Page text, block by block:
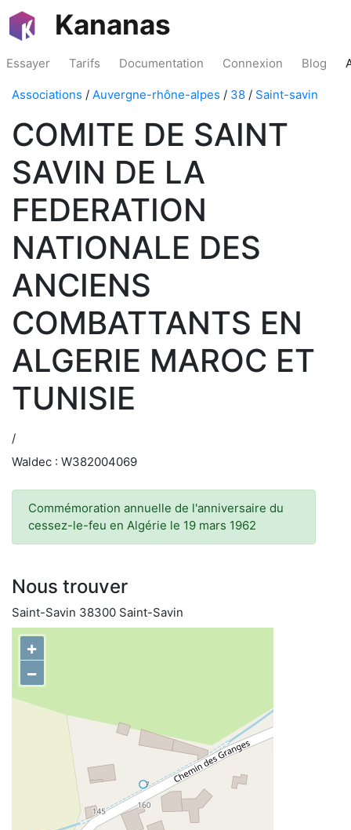
Kananas
Essayer Tarifs Documentation Connexion Blog
Associations / Auvergne-rhône-alpes / 38 / Saint-savin
COMITE DE SAINT
SAVIN DE LA
FEDERATION
NATIONALE DES
ANCIENS
COMBATTANTS EN
ALGERIE MAROC ET
TUNISIE
/
Waldec : W382004069
Commémoration annuelle de l'anniversaire du
cessez-le-feu en Algérie le 19 mars 1962
Nous trouver
Saint-Savin 38300 Saint-Savin
+
−